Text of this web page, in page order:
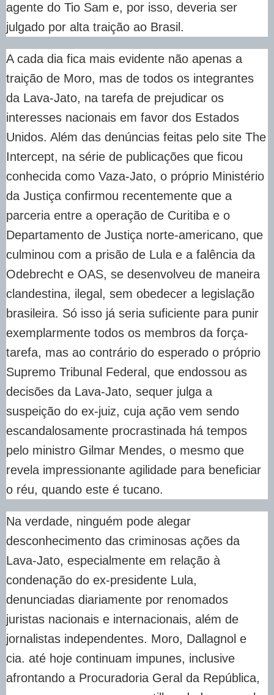
agente do Tio Sam e, por isso, deveria ser
julgado por alta traição ao Brasil.
A cada dia fica mais evidente não apenas a
traição de Moro, mas de todos os integrantes
da Lava-Jato, na tarefa de prejudicar os
interesses nacionais em favor dos Estados
Unidos. Além das denúncias feitas pelo site The
Intercept, na série de publicações que ficou
conhecida como Vaza-Jato, o próprio Ministério
da Justiça confirmou recentemente que a
parceria entre a operação de Curitiba e o
Departamento de Justiça norte-americano, que
culminou com a prisão de Lula e a falência da
Odebrecht e OAS, se desenvolveu de maneira
clandestina, ilegal, sem obedecer a legislação
brasileira. Só isso já seria suficiente para punir
exemplarmente todos os membros da força-
tarefa, mas ao contrário do esperado o próprio
Supremo Tribunal Federal, que endossou as
decisões da Lava-Jato, sequer julga a
suspeição do ex-juiz, cuja ação vem sendo
escandalosamente procrastinada há tempos
pelo ministro Gilmar Mendes, o mesmo que
revela impressionante agilidade para beneficiar
o réu, quando este é tucano.
Na verdade, ninguém pode alegar
desconhecimento das criminosas ações da
Lava-Jato, especialmente em relação à
condenação do ex-presidente Lula,
denunciadas diariamente por renomados
juristas nacionais e internacionais, além de
jornalistas independentes. Moro, Dallagnol e
cia. até hoje continuam impunes, inclusive
afrontando a Procuradoria Geral da República,